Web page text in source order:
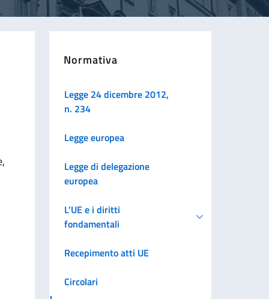
Normativa
Legge 24 dicembre 2012,
n. 234
Legge europea
Legge di delegazione
europea
L'UE e i diritti
fondamentali
Recepimento atti UE
Circolari